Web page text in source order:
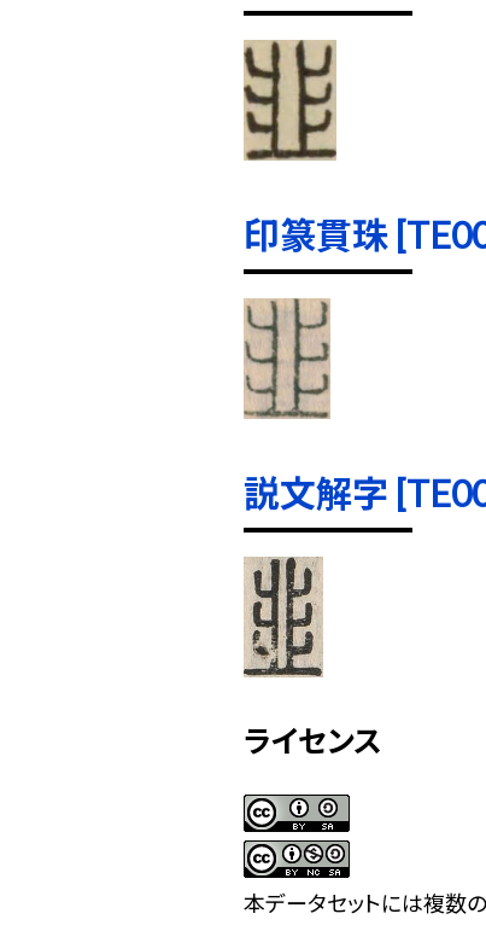
印篆貫珠
説文解字
ライセンス
本データセットには複数